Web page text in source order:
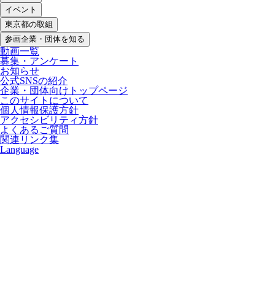
イベント
東京都の取組
参画企業・団体を知る
動画一覧
募集・アンケート
お知らせ
公式SNSの紹介
企業・団体向けトップページ
このサイトについて
個人情報保護方針
アクセシビリティ方針
よくあるご質問
関連リンク集
Language